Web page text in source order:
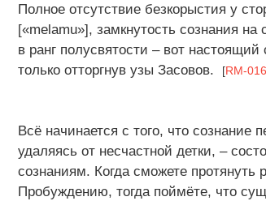
Полное отсутствие безкорыстия у
[«melamu»], замкнутость сознания
в ранг полусвятости – вот
только отторгнув узы Засовов.
[RM-016
Всё начинается с того, что
удаляясь от несчастной детки, –
сознаниям. Когда сможете протянуть
Пробуждению, тогда поймёте, что